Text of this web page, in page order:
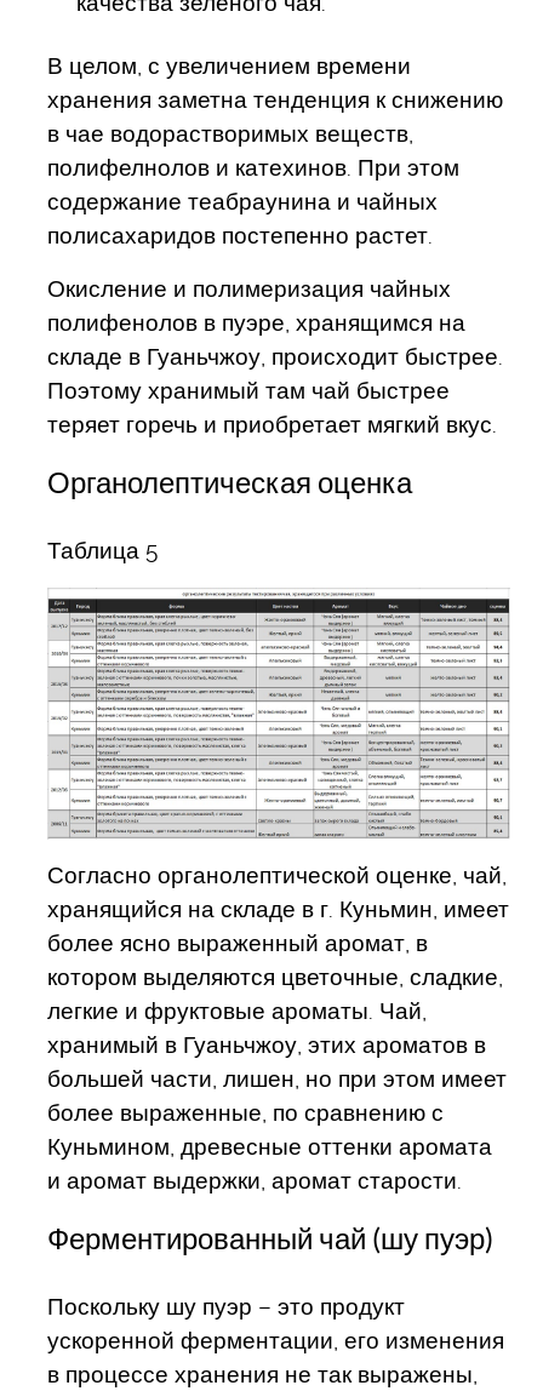
В целом, с увеличением времени
хранения заметна тенденция к снижению
в чае водорастворимых веществ,
полифелнолов и катехинов. При этом
содержание теабраунина и чайных
полисахаридов постепенно растет.
Окисление и полимеризация чайных
полифенолов в пуэре, хранящимся на
складе в Гуаньчжоу, происходит быстрее.
Поэтому хранимый там чай быстрее
теряет горечь и приобретает мягкий вкус.
Органолептическая оценка
Таблица 5
Согласно органолептической оценке, чай,
хранящийся на складе в г. Куньмин, имеет
более ясно выраженный аромат, в
котором выделяются цветочные, сладкие,
легкие и фруктовые ароматы. Чай,
хранимый в Гуаньчжоу, этих ароматов в
большей части, лишен, но при этом имеет
более выраженные, по сравнению с
Куньмином, древесные оттенки аромата
и аромат выдержки, аромат старости.
Ферментированный чай (шу пуэр)
Поскольку шу пуэр – это продукт
ускоренной ферментации, его изменения
в процессе хранения не так выражены,